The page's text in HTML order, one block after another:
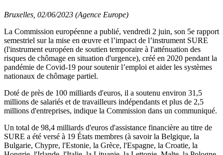
Bruxelles, 02/06/2023 (Agence Europe)
La Commission européenne a publié, vendredi 2 juin, son 5e rapport
semestriel sur la mise en œuvre et l’impact de l’instrument SURE
(l'instrument européen de soutien temporaire à l'atténuation des
risques de chômage en situation d'urgence), créé en 2020 pendant la
pandémie de Covid-19 pour soutenir l’emploi et aider les systèmes
nationaux de chômage partiel.
Doté de près de 100 milliards d'euros, il a soutenu environ 31,5
millions de salariés et de travailleurs indépendants et plus de 2,5
millions d'entreprises, indique la Commission dans un communiqué.
Un total de 98,4 milliards d'euros d'assistance financière au titre de
SURE a été versé à 19 États membres (à savoir la Belgique, la
Bulgarie, Chypre, l'Estonie, la Grèce, l'Espagne, la Croatie, la